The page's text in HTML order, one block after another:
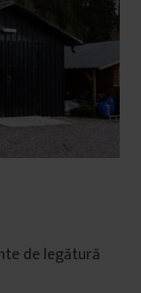
de legătură